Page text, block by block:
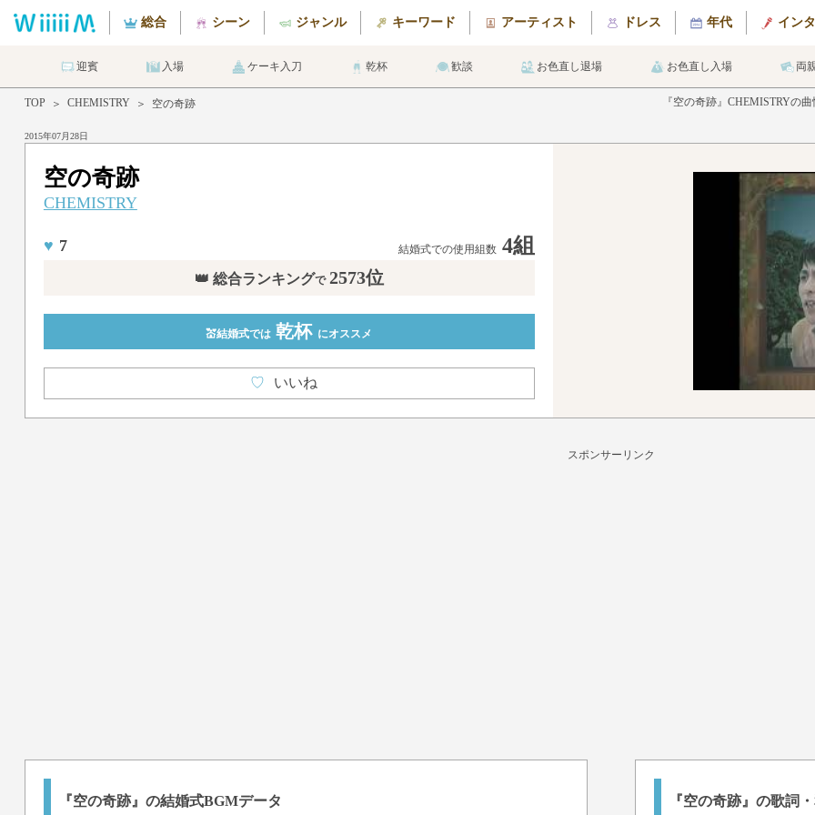
総合 シーン ジャンル キーワード アーティスト ドレス 年代 イン
迎賓 入場 ケーキ入刀 乾杯 歓談 お色直し退場 お色直し入場 両
TOP ＞ CHEMISTRY ＞ 空の奇跡
2015年07月28日
『空の奇跡』CHEMISTRYの
空の奇跡
CHEMISTRY
♥ 7 結婚式での使用組数 4組
👑 総合ランキングで 2573位
💒結婚式では 乾杯 にオススメ
♡ いいね
スポンサーリンク
『空の奇跡』の結婚式BGMデータ 『空の奇跡』の歌詞